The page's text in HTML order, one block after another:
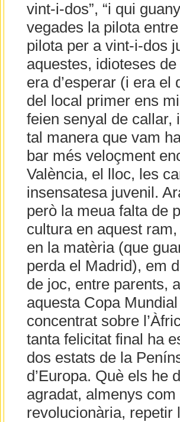
vint-i-dos”, “i qui
vegades la pilota
pilota per a vint-i-dos
aquestes, idioteses
era d’esperar (i era
del local primer ens
feien senyal de callar,
tal manera que vam
bar més veloçment
València, el lloc, les
insensatesa juvenil.
però la meua falta de
cultura en aquest
en la matèria (que
perda el Madrid), em
de joc, entre parents,
aquesta Copa
concentrat sobre
tanta felicitat final ha
dos estats de la
d’Europa. Què els he
agradat, almenys
revolucionària, repetir